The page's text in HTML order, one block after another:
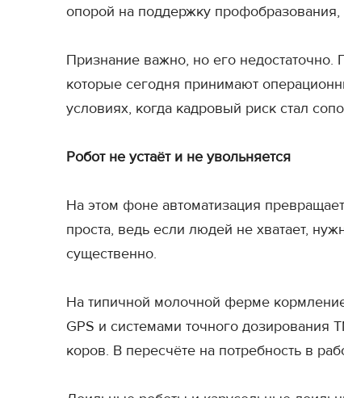
опорой на поддержку профобразования,
Признание важно, но его недостаточно.
которые сегодня принимают
условиях, когда кадровый риск стал
Робот не устаёт и не увольняется
На этом фоне автоматизация
проста, ведь если людей не хватает,
существенно.
На типичной молочной ферме
GPS и системами точного дозирования
коров. В пересчёте на потребность в